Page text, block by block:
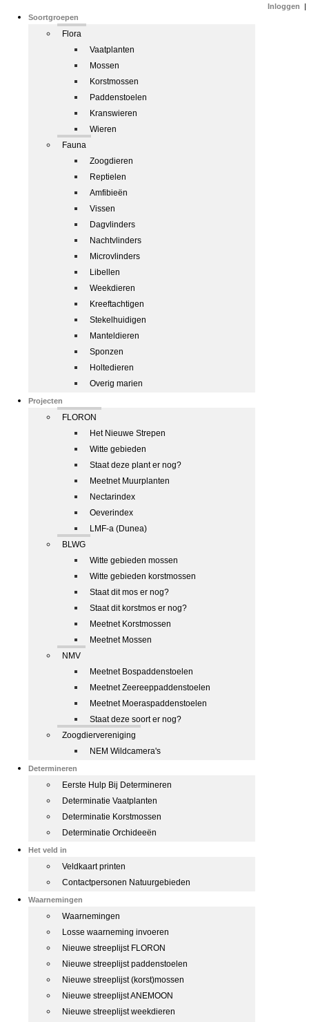
Soortgroepen
Flora
Vaatplanten
Mossen
Korstmossen
Paddenstoelen
Kranswieren
Wieren
Fauna
Zoogdieren
Reptielen
Amfibieën
Vissen
Dagvlinders
Nachtvlinders
Microvlinders
Libellen
Weekdieren
Kreeftachtigen
Stekelhuidigen
Manteldieren
Sponzen
Holtedieren
Overig marien
Projecten
FLORON
Het Nieuwe Strepen
Witte gebieden
Staat deze plant er nog?
Meetnet Muurplanten
Nectarindex
Oeverindex
LMF-a (Dunea)
BLWG
Witte gebieden mossen
Witte gebieden korstmossen
Staat dit mos er nog?
Staat dit korstmos er nog?
Meetnet Korstmossen
Meetnet Mossen
NMV
Meetnet Bospaddenstoelen
Meetnet Zeereeppaddenstoelen
Meetnet Moeraspaddenstoelen
Staat deze soort er nog?
Zoogdiervereniging
NEM Wildcamera's
Determineren
Eerste Hulp Bij Determineren
Determinatie Vaatplanten
Determinatie Korstmossen
Determinatie Orchideeën
Het veld in
Veldkaart printen
Contactpersonen Natuurgebieden
Waarnemingen
Waarnemingen
Losse waarneming invoeren
Nieuwe streeplijst FLORON
Nieuwe streeplijst paddenstoelen
Nieuwe streeplijst (korst)mossen
Nieuwe streeplijst ANEMOON
Nieuwe streeplijst weekdieren
Inloggen |